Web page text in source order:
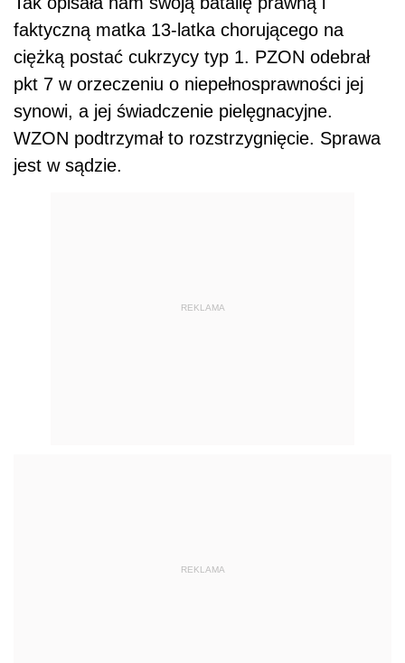
faktyczną matka 13-latka chorującego na
ciężką postać cukrzycy typ 1. PZON odebrał
pkt 7 w orzeczeniu o niepełnosprawności jej
synowi, a jej świadczenie pielęgnacyjne.
WZON podtrzymał to rozstrzygnięcie. Sprawa
jest w sądzie.
REKLAMA
REKLAMA